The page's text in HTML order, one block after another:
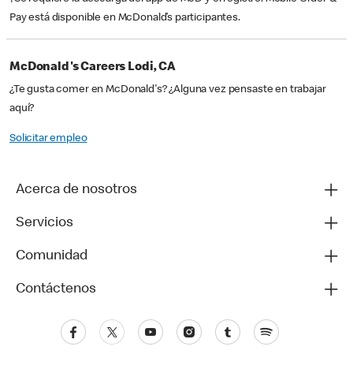
Pay está disponible en McDonald’s participantes.
McDonald's Careers Lodi, CA
¿Te gusta comer en McDonald's? ¿Alguna vez pensaste en trabajar
aquí?
Solicitar empleo
Acerca de nosotros
Servicios
Comunidad
Contáctenos